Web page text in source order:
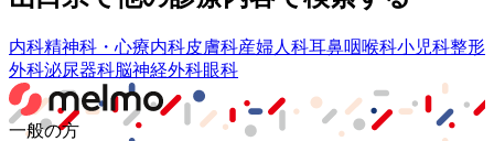
内科精神科・心療内科皮膚科産婦人科耳鼻咽喉科小児科整形
外科泌尿器科脳神経外科眼科
一般の方